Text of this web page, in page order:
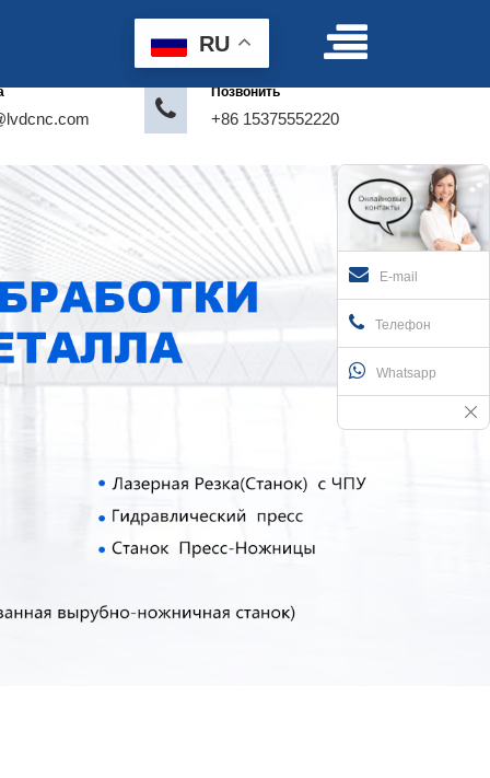
Делать предложение
Позвонить
+86 15375552220
E-mail
Телефон
Whatsapp
RU